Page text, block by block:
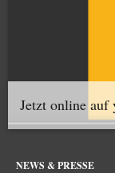
Jetzt online auf
NEWS & PRESSE